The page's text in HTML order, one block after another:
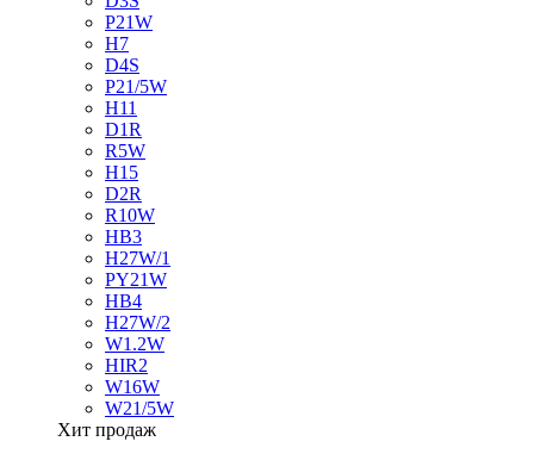
P21W
H7
D4S
P21/5W
H11
D1R
R5W
H15
D2R
R10W
HB3
H27W/1
PY21W
HB4
H27W/2
W1.2W
HIR2
W16W
W21/5W
Хит продаж